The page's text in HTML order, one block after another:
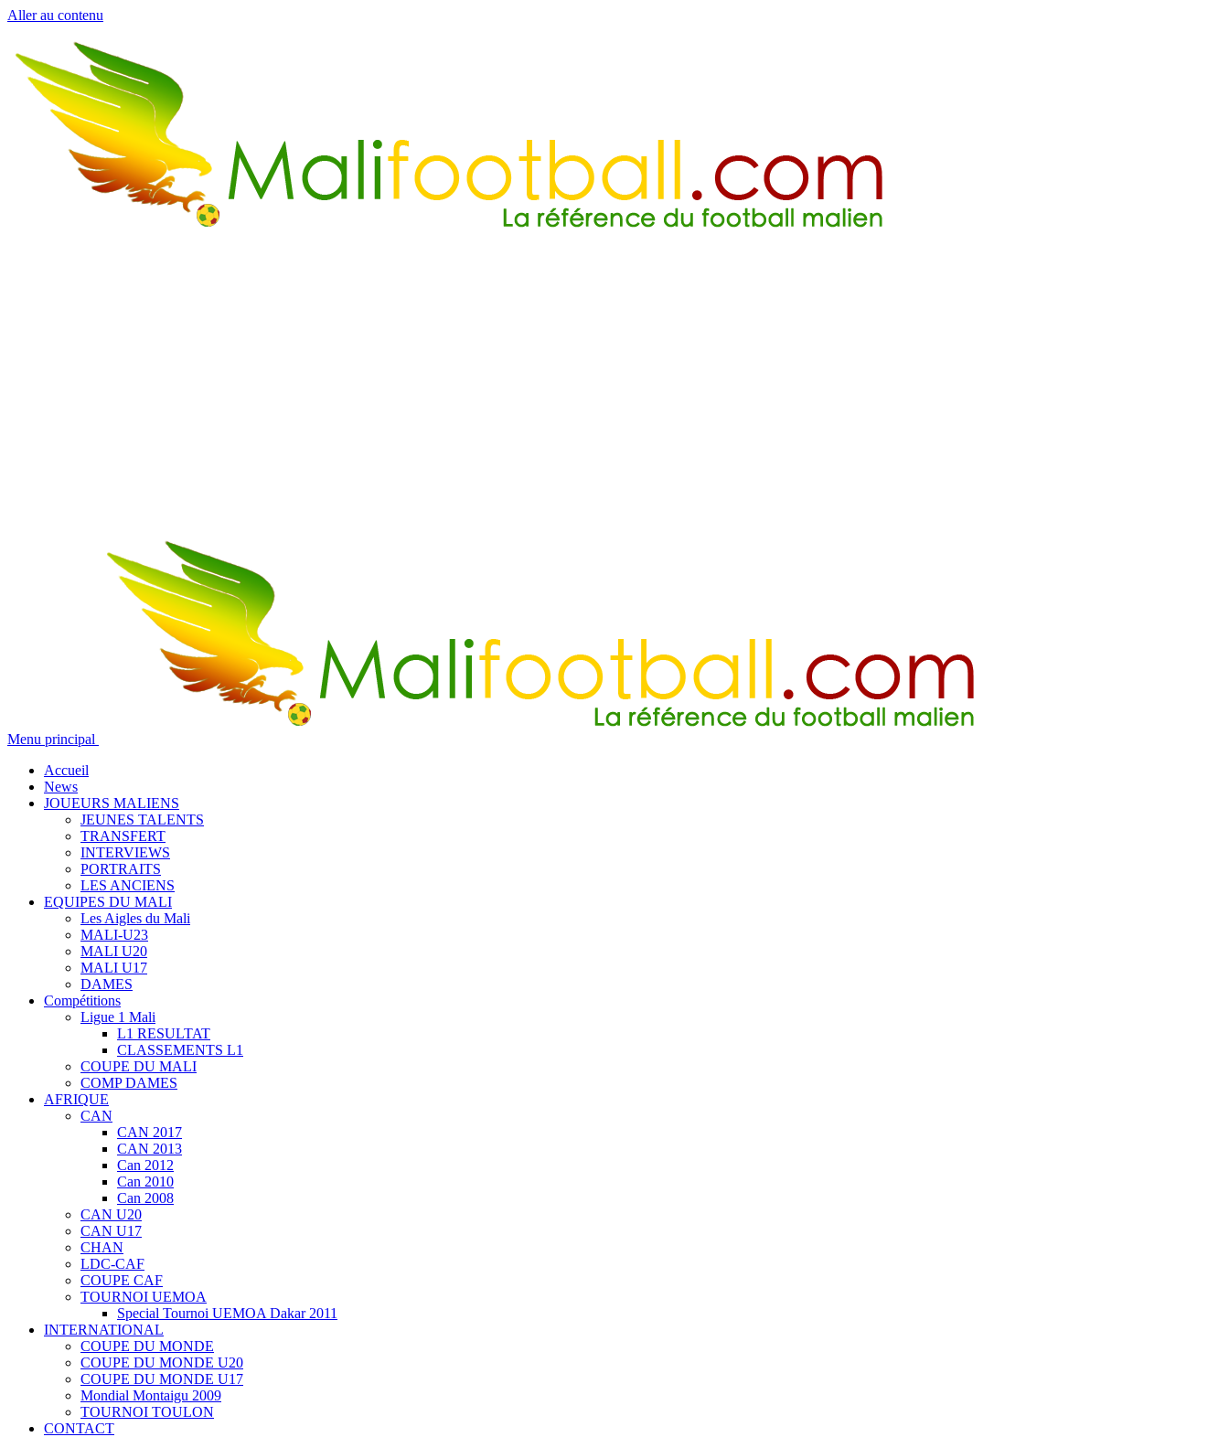
Aller au contenu
Menu principal
Accueil
News
JOUEURS MALIENS
JEUNES TALENTS
TRANSFERT
INTERVIEWS
PORTRAITS
LES ANCIENS
EQUIPES DU MALI
Les Aigles du Mali
MALI-U23
MALI U20
MALI U17
DAMES
Compétitions
Ligue 1 Mali
L1 RESULTAT
CLASSEMENTS L1
COUPE DU MALI
COMP DAMES
AFRIQUE
CAN
CAN 2017
CAN 2013
Can 2012
Can 2010
Can 2008
CAN U20
CAN U17
CHAN
LDC-CAF
COUPE CAF
TOURNOI UEMOA
Special Tournoi UEMOA Dakar 2011
INTERNATIONAL
COUPE DU MONDE
COUPE DU MONDE U20
COUPE DU MONDE U17
Mondial Montaigu 2009
TOURNOI TOULON
CONTACT